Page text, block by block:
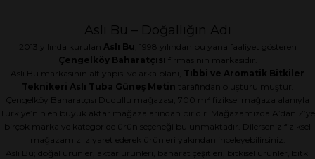
Aslı Bu – Doğallığın Adı
2013 yılında kurulan Aslı Bu , 1998 yılından bu yana faaliyet gösteren
Çengelköy Baharatçısı firmasının markasıdır.
Aslı Bu markasının alt yapısı ve arka planı, Tıbbi ve Aromatik Bitkiler
Teknikeri Aslı Tuba Güneş Metin tarafından oluşturulmuştur.
Çengelköy Baharatçısı Dudullu mağazası, 700 m² fiziksel mağaza alanıyla
Türkiye’nin en büyük aktar mağazalarından biridir. Mağazamızda A’dan Z’ye
birçok marka ve kategoride ürün seçeneği bulunmaktadır. Dilerseniz fiziksel
mağazamızı ziyaret ederek ürünleri yakından inceleyebilirsiniz.
Aslı Bu; doğal ürünler, aktar ürünleri, baharat çeşitleri, bitkisel ürünler, bitki